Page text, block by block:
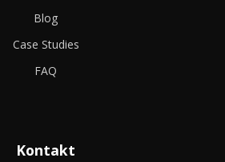
Blog
Case Studies
FAQ
Kontakt